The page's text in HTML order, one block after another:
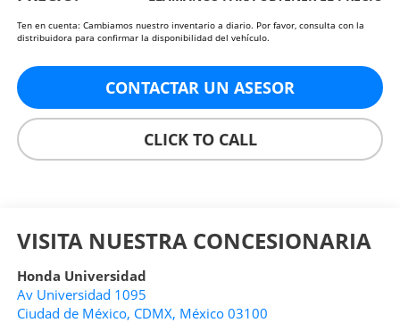
Ten en cuenta: Cambiamos nuestro inventario a diario. Por favor, consulta con la
distribuidora para confirmar la disponibilidad del vehículo.
CONTACTAR UN ASESOR
CLICK TO CALL
VISITA NUESTRA CONCESIONARIA
Honda Universidad
Av Universidad 1095
Ciudad de México, CDMX, México 03100